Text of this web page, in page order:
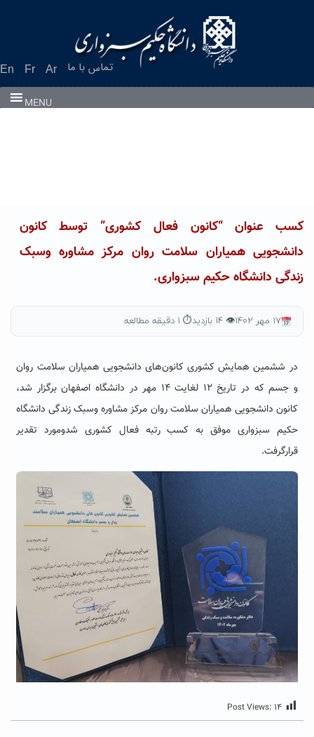
En Fr Ar تماس با ما
MENU
کسب عنوان “کانون فعال کشوری” توسط کانون
دانشجویی همیاران سلامت روان مرکز مشاوره وسبک
زندگی دانشگاه حکیم سبزواری.
۱۷ مهر ۱۴۰۲ 👁 ۱۴ بازدید ⏱ ۱ دقیقه مطالعه
در ششمین همایش کشوری کانون‌های دانشجویی همیاران سلامت روان
و جسم که در تاریخ ۱۲ لغایت ۱۴ مهر در دانشگاه اصفهان برگزار شد،
کانون دانشجویی همیاران سلامت روان مرکز مشاوره وسبک زندگی دانشگاه
حکیم سبزواری موفق به کسب رتبه فعال کشوری شدومورد تقدیر
قرارگرفت.
Post Views: ۱۴